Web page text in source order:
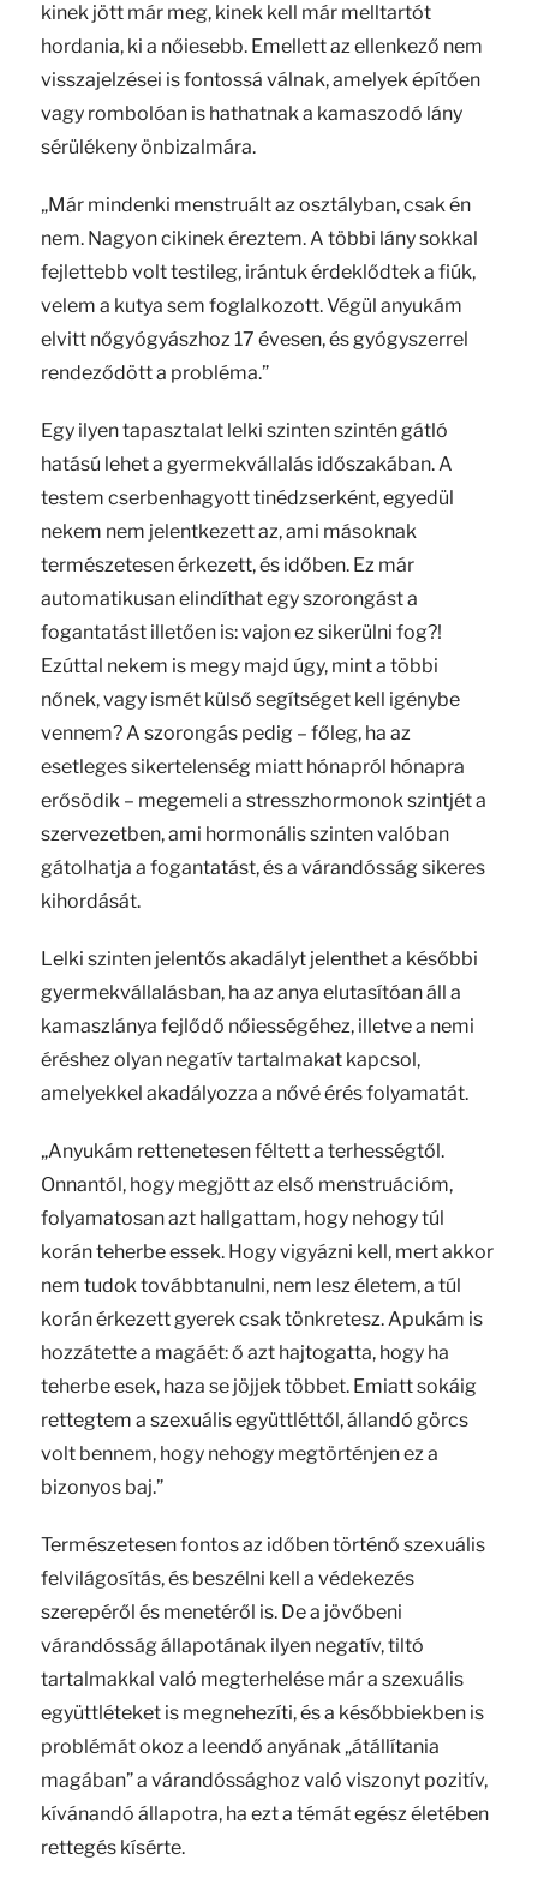
kinek jött már meg, kinek kell már melltartót
hordania, ki a nőiesebb. Emellett az ellenkező nem
visszajelzései is fontossá válnak, amelyek építően
vagy rombolóan is hathatnak a kamaszodó lány
sérülékeny önbizalmára.
„Már mindenki menstruált az osztályban, csak én
nem. Nagyon cikinek éreztem. A többi lány sokkal
fejlettebb volt testileg, irántuk érdeklődtek a fiúk,
velem a kutya sem foglalkozott. Végül anyukám
elvitt nőgyógyászhoz 17 évesen, és gyógyszerrel
rendeződött a probléma.”
Egy ilyen tapasztalat lelki szinten szintén gátló
hatású lehet a gyermekvállalás időszakában. A
testem cserbenhagyott tinédzserként, egyedül
nekem nem jelentkezett az, ami másoknak
természetesen érkezett, és időben. Ez már
automatikusan elindíthat egy szorongást a
fogantatást illetően is: vajon ez sikerülni fog?!
Ezúttal nekem is megy majd úgy, mint a többi
nőnek, vagy ismét külső segítséget kell igénybe
vennem? A szorongás pedig – főleg, ha az
esetleges sikertelenség miatt hónapról hónapra
erősödik – megemeli a stresszhormonok szintjét a
szervezetben, ami hormonális szinten valóban
gátolhatja a fogantatást, és a várandósság sikeres
kihordását.
Lelki szinten jelentős akadályt jelenthet a későbbi
gyermekvállalásban, ha az anya elutasítóan áll a
kamaszlánya fejlődő nőiességéhez, illetve a nemi
éréshez olyan negatív tartalmakat kapcsol,
amelyekkel akadályozza a nővé érés folyamatát.
„Anyukám rettenetesen féltett a terhességtől.
Onnantól, hogy megjött az első menstruációm,
folyamatosan azt hallgattam, hogy nehogy túl
korán teherbe essek. Hogy vigyázni kell, mert akkor
nem tudok továbbtanulni, nem lesz életem, a túl
korán érkezett gyerek csak tönkretesz. Apukám is
hozzátette a magáét: ő azt hajtogatta, hogy ha
teherbe esek, haza se jöjjek többet. Emiatt sokáig
rettegtem a szexuális együttléttől, állandó görcs
volt bennem, hogy nehogy megtörténjen ez a
bizonyos baj.”
Természetesen fontos az időben történő szexuális
felvilágosítás, és beszélni kell a védekezés
szerepéről és menetéről is. De a jövőbeni
várandósság állapotának ilyen negatív, tiltó
tartalmakkal való megterhelése már a szexuális
együttléteket is megnehezíti, és a későbbiekben is
problémát okoz a leendő anyának „átállítania
magában” a várandóssághoz való viszonyt pozitív,
kívánandó állapotra, ha ezt a témát egész életében
rettegés kísérte.